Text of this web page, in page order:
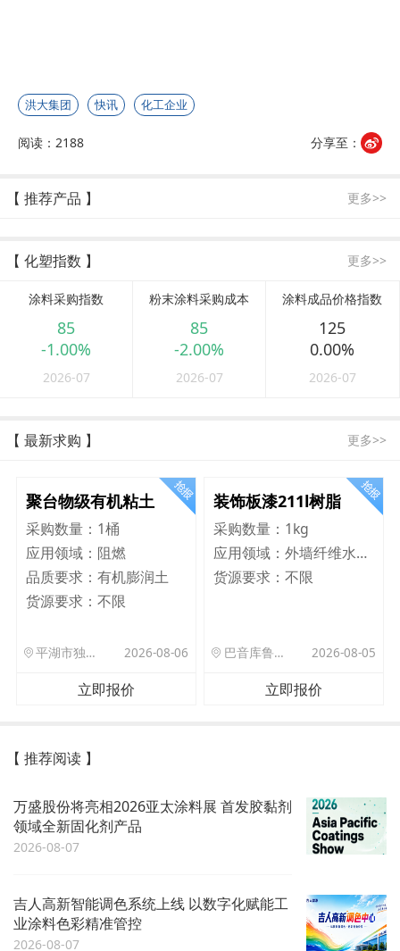
洪大集团 快讯 化工企业
阅读：2188 分享至：
【 推荐产品 】 更多>>
【 化塑指数 】 更多>>
涂料采购指数
85
-1.00%
2026-07
粉末涂料采购成本
85
-2.00%
2026-07
涂料成品价格指数
125
0.00%
2026-07
【 最新求购 】 更多>>
聚台物级有机粘土
采购数量： 1桶
应用领域： 阻燃
品质要求： 有机膨润土
货源要求： 不限
平湖市独山港镇集港路 589 号 2026-08-06
立即报价
装饰板漆211l树脂
采购数量： 1kg
应用领域：
外墙纤维水泥板
货源要求：不限
巴音库鲁提镇,托帕口岸六号库房 2026-08-05
立即报价
【 推荐阅读 】
万盛股份将亮相2026亚太涂料展 首发胶黏剂
领域全新固化剂产品
2026-08-07
吉人高新智能调色系统上线 以数字化赋能工
业涂料色彩精准管控
2026-08-07